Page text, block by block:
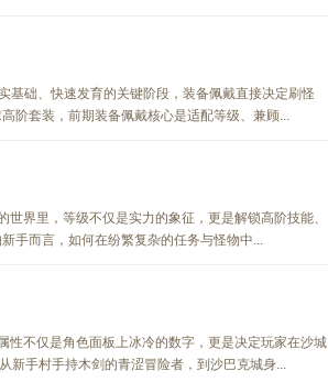
基础、快速发育的关键阶段，装备佩戴直接决定刷怪
阶套装，前期装备佩戴核心是适配等级、兼顾...
界里，等级不仅是实力的象征，更是解锁高阶技能、
手而言，如何在纷繁复杂的任务与怪物中...
性不仅是角色面板上冰冷的数字，更是决定玩家在沙城
新手村手持木剑的青涩冒险者，到沙巴克城身...